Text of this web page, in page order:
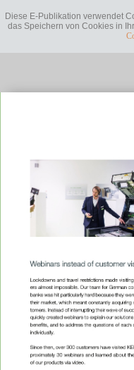
Diese E-Publikation verwendet
das Speichern von Cookies in